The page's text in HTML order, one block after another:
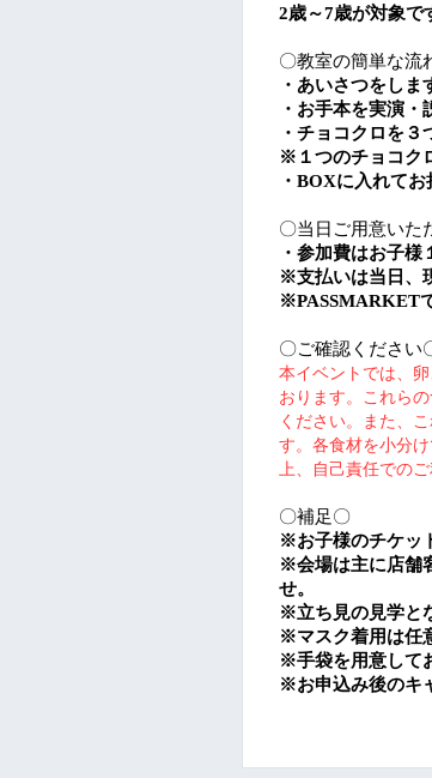
2歳～7歳が対象で
〇教室の簡単な流
・あいさつをしま
・お手本を実演・
・チョコクロを３
※１つのチョコク
・BOXに入れてお
〇当日ご用意いた
・参加費はお子様
※支払いは当日、
※PASSMARKET
〇ご確認ください
本イベントでは、
おります。これら
ください。
また、
す。各食材を小分
上、自己責任での
〇補足〇
※お子様のチケッ
※会場は主に店舗
せ。
※立ち見の見学と
※マスク着用は任
※手袋を用意して
※お申込み後のキ